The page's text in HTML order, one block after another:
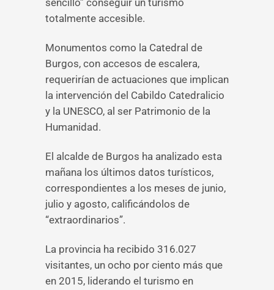
sencillo” conseguir un turismo
totalmente accesible.
Monumentos como la Catedral de
Burgos, con accesos de escalera,
requerirían de actuaciones que implican
la intervención del Cabildo Catedralicio
y la UNESCO, al ser Patrimonio de la
Humanidad.
El alcalde de Burgos ha analizado esta
mañana los últimos datos turísticos,
correspondientes a los meses de junio,
julio y agosto, calificándolos de
“extraordinarios”.
La provincia ha recibido 316.027
visitantes, un ocho por ciento más que
en 2015, liderando el turismo en